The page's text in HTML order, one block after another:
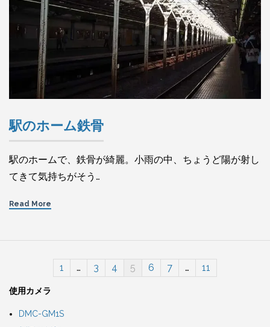
駅のホーム鉄骨
駅のホームで、鉄骨が綺麗。小雨の中、ちょうど陽が射し
てきて気持ちがそう…
Read More
1 … 3 4 5 6 7 … 11
使用カメラ
DMC-GM1S